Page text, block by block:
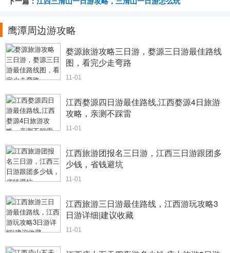
鹰潭周边游攻略
婺源旅游攻略三日游，婺源三日游最佳路线
图，看完少走弯路
11-01
江西婺源四日游最佳路线,江西婺源4日旅游
攻略，亲测不踩雷
11-01
江西旅游团报名三日游，江西三日游跟团多
少钱，省钱避坑
11-01
江西旅游三日游最佳路线，江西游玩攻略3
日游详细|建议收藏
11-01